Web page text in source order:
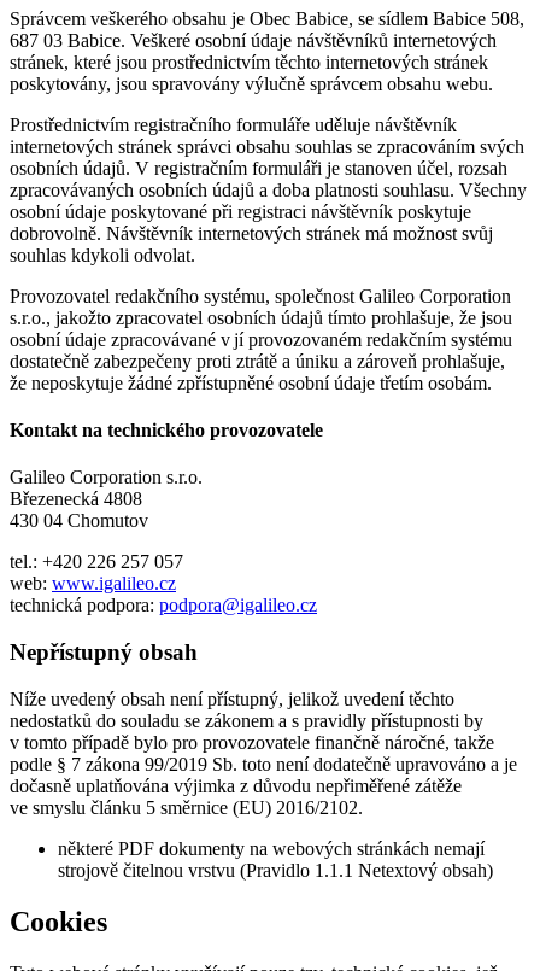
Správcem veškerého obsahu je Obec Babice, se sídlem Babice 508,
687 03 Babice. Veškeré osobní údaje návštěvníků internetových
stránek, které jsou prostřednictvím těchto internetových stránek
poskytovány, jsou spravovány výlučně správcem obsahu webu.
Prostřednictvím registračního formuláře uděluje návštěvník
internetových stránek správci obsahu souhlas se zpracováním svých
osobních údajů. V registračním formuláři je stanoven účel, rozsah
zpracovávaných osobních údajů a doba platnosti souhlasu. Všechny
osobní údaje poskytované při registraci návštěvník poskytuje
dobrovolně. Návštěvník internetových stránek má možnost svůj
souhlas kdykoli odvolat.
Provozovatel redakčního systému, společnost Galileo Corporation
s.r.o., jakožto zpracovatel osobních údajů tímto prohlašuje, že jsou
osobní údaje zpracovávané v jí provozovaném redakčním systému
dostatečně zabezpečeny proti ztrátě a úniku a zároveň prohlašuje,
že neposkytuje žádné zpřístupněné osobní údaje třetím osobám.
Kontakt na technického provozovatele
Galileo Corporation s.r.o.
Březenecká 4808
430 04 Chomutov
tel.: +420 226 257 057
web: www.igalileo.cz
technická podpora: podpora@igalileo.cz
Nepřístupný obsah
Níže uvedený obsah není přístupný, jelikož uvedení těchto
nedostatků do souladu se zákonem a s pravidly přístupnosti by
v tomto případě bylo pro provozovatele finančně náročné, takže
podle § 7 zákona 99/2019 Sb. toto není dodatečně upravováno a je
dočasně uplatňována výjimka z důvodu nepřiměřené zátěže
ve smyslu článku 5 směrnice (EU) 2016/2102.
některé PDF dokumenty na webových stránkách nemají
strojově čitelnou vrstvu (Pravidlo 1.1.1 Netextový obsah)
Cookies